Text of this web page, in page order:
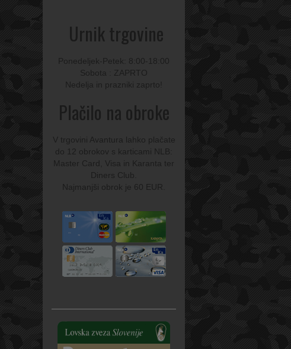
Urnik trgovine
Ponedeljek-Petek: 8:00-18:00
Sobota : ZAPRTO
Nedelja in prazniki zaprto!
Plačilo na obroke
V trgovini Avantura lahko plačate
do 12 obrokov s karticami NLB:
Master Card, Visa in Karanta ter
Diners Club.
Najmanjši obrok je 60 EUR.